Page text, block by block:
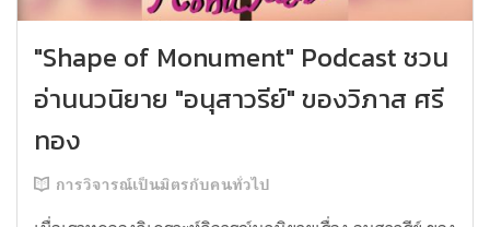
"Shape of Monument" Podcast ชวน
อ่านนวนิยาย "อนุสาวรีย์"​ ของวิภาส ศรี
ทอง
การวิจารณ์เป็นมิตรกับคนทั่วไป